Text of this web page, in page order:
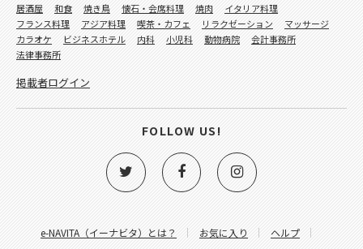
e-NAVITA（イーナビタ）とは？ お気に入り
ヘルプ
居酒屋 和食 焼き鳥 懐石・会席料理 焼肉
イタリア料理
フランス料理
アジア料理 喫茶・カフェ リラクゼーション
マッサージ
カラオケ
ビジネスホテル 内科 小児科 動物病院
会計事務所
法律事務所
掲載者ログイン
FOLLOW US!